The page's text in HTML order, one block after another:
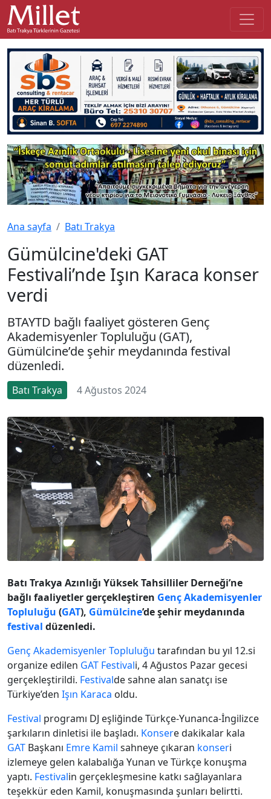
Ana sayfa Batı Trakya
Gümülcine'deki GAT
Festivali’nde Işın Karaca konser
verdi
BTAYTD bağlı faaliyet gösteren Genç
Akademisyenler Topluluğu (GAT),
Gümülcine’de şehir meydanında festival
düzenledi.
Batı Trakya 4 Ağustos 2024
Batı Trakya Azınlığı Yüksek Tahsilliler Derneği’ne
bağlı faaliyetler gerçekleştiren Genç Akademisyenler
Topluluğu (GAT), Gümülcine’de şehir meydanında
festival düzenledi.
Genç Akademisyenler Topluluğu tarafından bu yıl 12.si
organize edilen GAT Festivali, 4 Ağustos Pazar gecesi
gerçekleştirildi. Festivalde sahne alan sanatçı ise
Türkiye’den Işın Karaca oldu.
Festival programı DJ eşliğinde Türkçe-Yunanca-İngilizce
şarkıların dinletisi ile başladı. Konsere dakikalar kala
GAT Başkanı Emre Kamil sahneye çıkaran konseri
izlemeye gelen kalabalığa Yunan ve Türkçe konuşma
yaptı. Festivalin gerçekleşmesine katkı sağlayanlara
teşekkür eden Kamil, konuşmasında şunları belirtti.